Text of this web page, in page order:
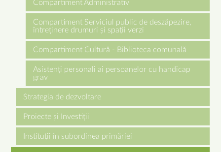
Compartiment Administrativ
Compartiment Serviciul public de deszăpezire,
întreținere drumuri și spații verzi
Compartiment Cultură - Biblioteca comunală
Asistenți personali ai persoanelor cu handicap
grav
Strategia de dezvoltare
Proiecte și Investiții
Instituții în subordinea primăriei